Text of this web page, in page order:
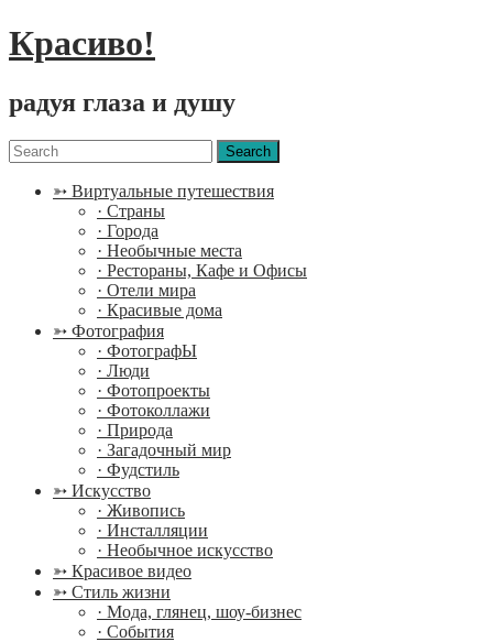
Красиво!
радуя глаза и душу
Menu
Search
for:
➳ Виртуальные путешествия
· Страны
· Города
· Необычные места
· Рестораны, Кафе и Офисы
· Отели мира
· Красивые дома
➳ Фотография
· ФотографЫ
· Люди
· Фотопроекты
· Фотоколлажи
· Природа
· Загадочный мир
· Фудстиль
➳ Искусство
· Живопись
· Инсталляции
· Необычное искусство
➳ Красивое видео
➳ Стиль жизни
· Мода, глянец, шоу-бизнес
· События